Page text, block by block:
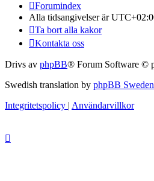
Forumindex
Alla tidsangivelser är
Ta bort alla kakor
Kontakta oss
Drivs av phpBB® Forum Software ©
Swedish translation by phpBB Sweden
Integritetspolicy | Användarvillkor